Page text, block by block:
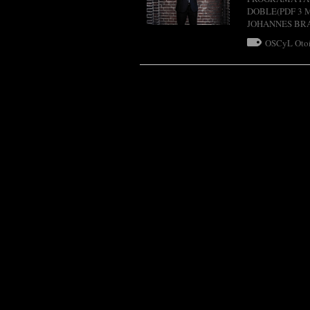
DOBLE(PDF 3
JOHANNES
OSCyL